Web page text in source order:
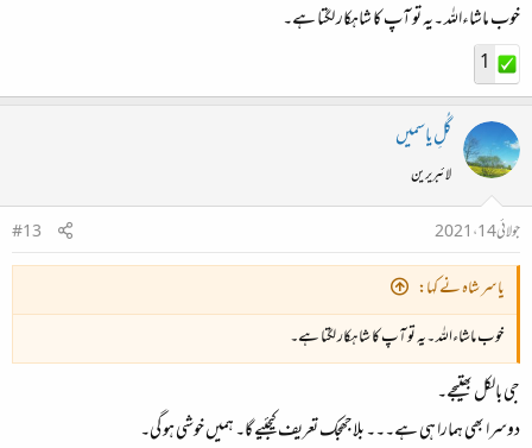
خوب ماشاءاللہ ۔یہ تو آپ کا شاہکار لگتا ہے۔
1
گُلِ یاسمیں
لائبریرین
جولائی 14، 2021
#13
یاسر شاہ نے کہا:
خوب ماشاءاللہ ۔یہ تو آپ کا شاہکار لگتا ہے۔
جی بالکل بھتیجے۔
دوسرا بھی ہمارا ہی ہے۔۔۔ بلاجھجک تعریف کیجئیے گا۔ ہمیں خوشی ہو گی۔